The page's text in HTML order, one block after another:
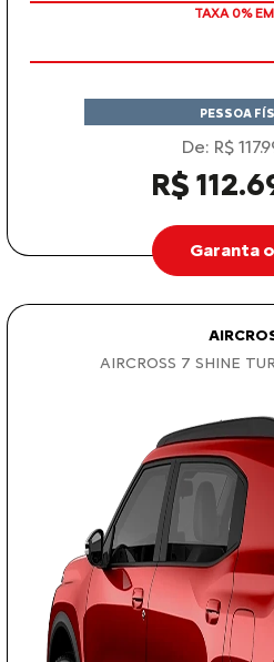
TAXA 0%
PESSOA
De: R$
R$
Garanta
AIRCROSS 7 SHINE